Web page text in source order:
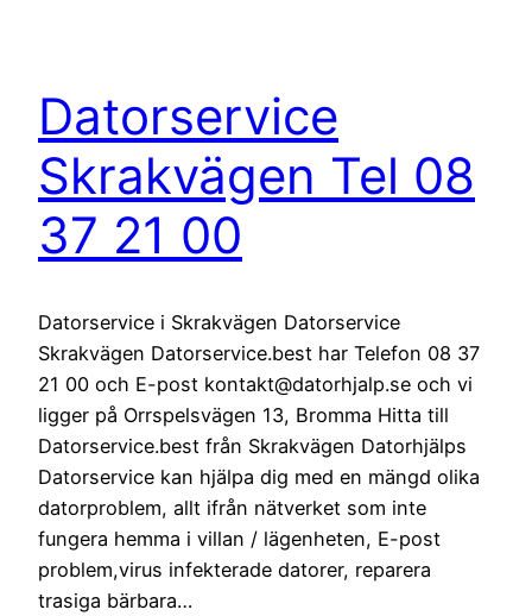
Datorservice
Skrakvägen Tel 08
37 21 00
Datorservice i Skrakvägen Datorservice
Skrakvägen Datorservice.best har Telefon 08 37
21 00 och E-post kontakt@datorhjalp.se och vi
ligger på Orrspelsvägen 13, Bromma Hitta till
Datorservice.best från Skrakvägen Datorhjälps
Datorservice kan hjälpa dig med en mängd olika
datorproblem, allt ifrån nätverket som inte
fungera hemma i villan / lägenheten, E-post
problem,virus infekterade datorer, reparera
trasiga bärbara…